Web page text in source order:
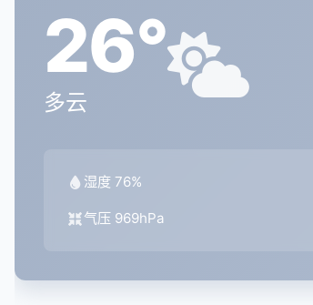
26°
多云
湿度 76%
气压 969hPa